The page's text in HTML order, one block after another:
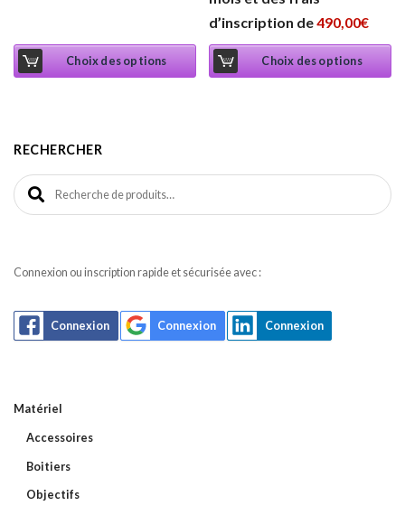
Choix des options
d’inscription de490,00€
Choix des options
RECHERCHER
Recherche pour :
Connexion ou inscription rapide et sécurisée avec :
Connexion Connexion Connexion
Matériel
Accessoires
Boitiers
Objectifs